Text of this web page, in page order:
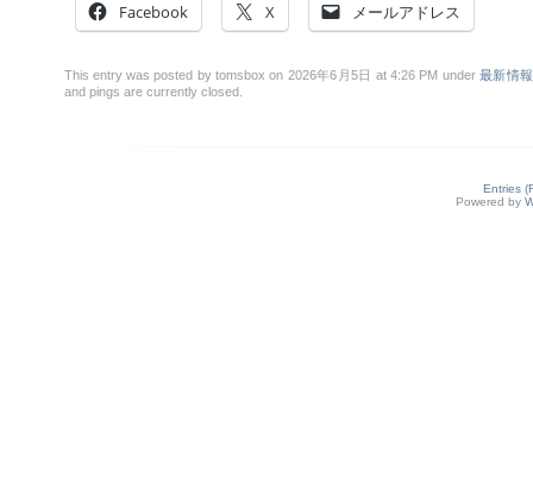
Facebook X メールアドレス
This entry was posted by tomsbox on 2026年6月5日 at 4:26 PM under 最新情報
and pings are currently closed.
Entries
Powered by